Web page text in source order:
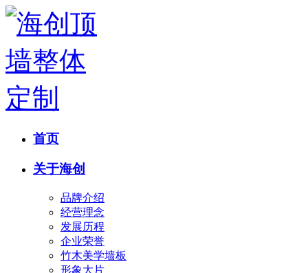
首页
关于海创
品牌介绍
经营理念
发展历程
企业荣誉
竹木美学墙板
形象大片